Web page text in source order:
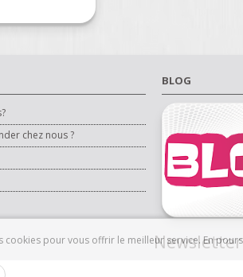
chez nous ?
BLOG
Newsletter
cookies pour vous offrir le meilleur service. En